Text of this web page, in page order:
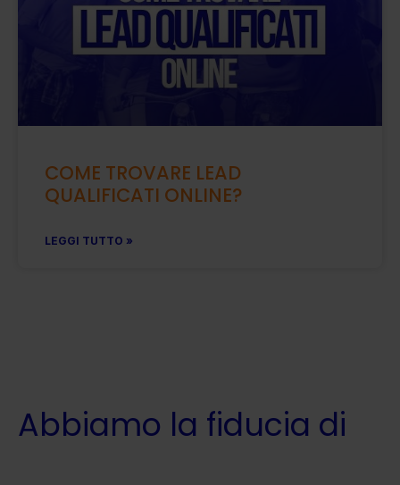
COME TROVARE LEAD
QUALIFICATI ONLINE?
LEGGI TUTTO »
Abbiamo la fiducia di